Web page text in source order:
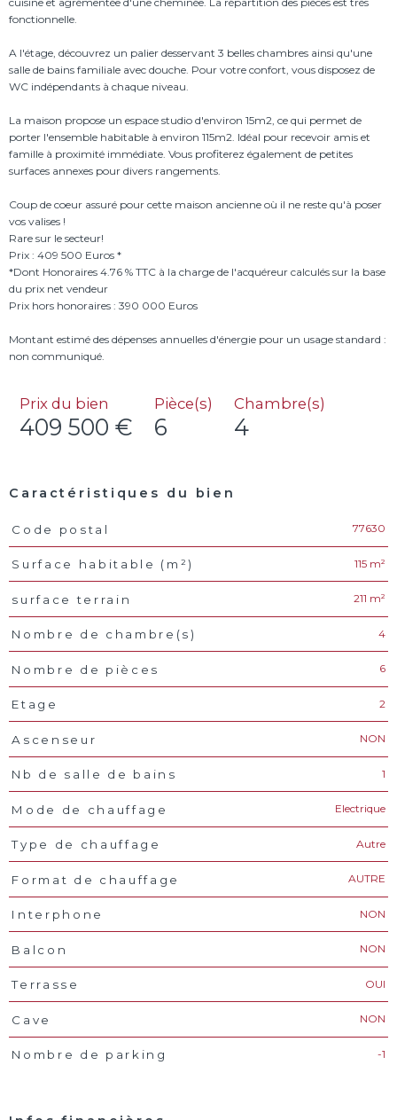
fonctionnelle.
A l'étage, découvrez un palier desservant 3 belles chambres ainsi qu'une
salle de bains familiale avec douche. Pour votre confort, vous disposez de
WC indépendants à chaque niveau.
La maison propose un espace studio d'environ 15m2, ce qui permet de
porter l'ensemble habitable à environ 115m2. Idéal pour recevoir amis et
famille à proximité immédiate. Vous profiterez également de petites
surfaces annexes pour divers rangements.
Coup de coeur assuré pour cette maison ancienne où il ne reste qu'à poser
vos valises !
Rare sur le secteur!
Prix : 409 500 Euros *
*Dont Honoraires 4.76 % TTC à la charge de l'acquéreur calculés sur la base
du prix net vendeur
Prix hors honoraires : 390 000 Euros
Montant estimé des dépenses annuelles d'énergie pour un usage standard :
Prix du bien
409 500 €
Pièce(s)
6
Chambre(s)
4
Caractéristiques du bien
Caractéristiques Valeurs
Code postal 77630
Surface habitable (m²) 115 m²
surface terrain 211 m²
Nombre de chambre(s) 4
Nombre de pièces 6
Etage 2
Ascenseur NON
Nb de salle de bains 1
Mode de chauffage Electrique
Type de chauffage Autre
Format de chauffage AUTRE
Interphone NON
Balcon NON
Terrasse OUI
Cave NON
Nombre de parking -1